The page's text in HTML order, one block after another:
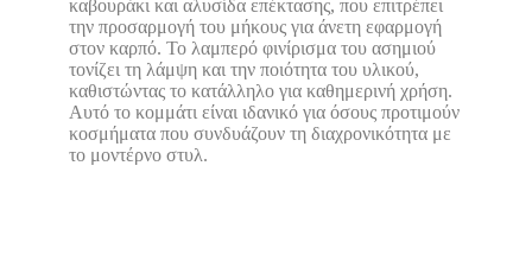
καβουράκι και αλυσίδα επέκτασης, που επιτρέπει
την προσαρμογή του μήκους για άνετη εφαρμογή
στον καρπό. Το λαμπερό φινίρισμα του ασημιού
τονίζει τη λάμψη και την ποιότητα του υλικού,
καθιστώντας το κατάλληλο για καθημερινή χρήση.
Αυτό το κομμάτι είναι ιδανικό για όσους προτιμούν
κοσμήματα που συνδυάζουν τη διαχρονικότητα με
το μοντέρνο στυλ.